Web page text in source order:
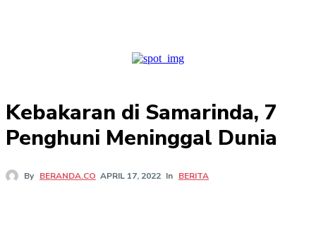
Kebakaran di Samarinda, 7
Penghuni Meninggal Dunia
By BERANDA.CO APRIL 17, 2022 In BERITA